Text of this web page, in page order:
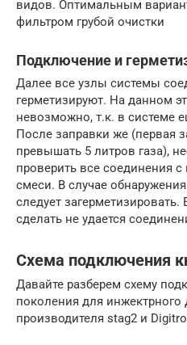
видов. Оптимальным
фильтром грубой очистки
Подключение и
Далее все узлы системы
герметизируют. На данном
невозможно, т.к. в системе
После заправки же (первая
превышать 5 литров газа),
проверить все соединения
смеси. В случае
следует загерметизировать.
сделать не удается
Схема подключения
Давайте разберем схему
поколения для
производителя stag2 и